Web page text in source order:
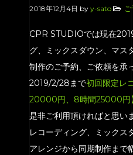
2018年12月4日 by y-sato ご
CPR STUDIOでは現在
グ、ミックスダウン、マス
制作のご予約、ご依頼を承
2019/2/28まで初回限定レ
20000円、8時間25000円】
是非ご利用頂ければと思い
レコーディング、ミックス
アレンジから同期制作まで